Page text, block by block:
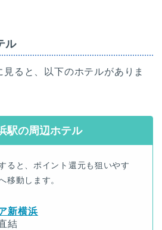
ル
ると、以下のホテルがありま
駅の周辺ホテル
ると、ポイント還元も狙いやす
移動します。
新横浜
結